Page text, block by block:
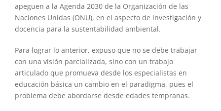
apeguen a la Agenda 2030 de la Organización de las
Naciones Unidas (ONU), en el aspecto de investigación y
docencia para la sustentabilidad ambiental.
Para lograr lo anterior, expuso que no se debe trabajar
con una visión parcializada, sino con un trabajo
articulado que promueva desde los especialistas en
educación básica un cambio en el paradigma, pues el
problema debe abordarse desde edades tempranas.